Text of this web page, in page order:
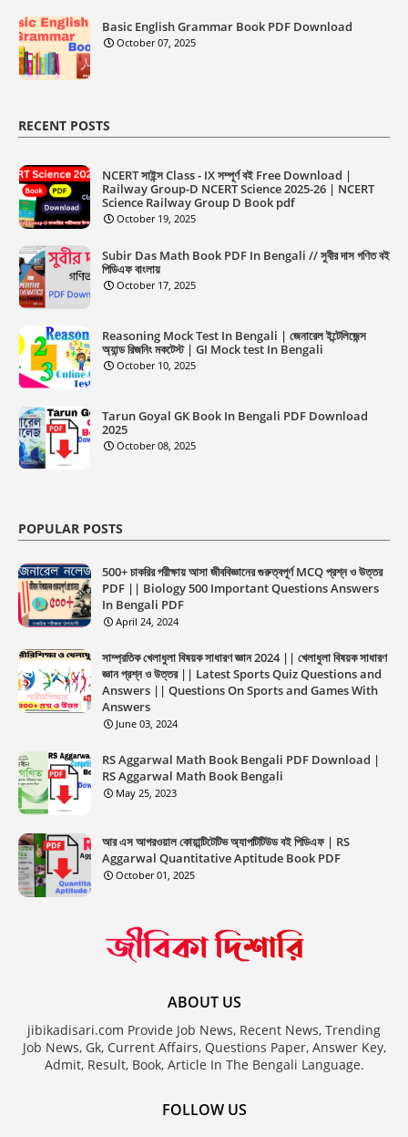
Basic English Grammar Book PDF Download
October 07, 2025
RECENT POSTS
NCERT সাইন্স Class - IX সম্পূর্ণ বই Free Download |
Railway Group-D NCERT Science 2025-26 | NCERT
Science Railway Group D Book pdf
October 19, 2025
Subir Das Math Book PDF In Bengali // সুবীর দাস গণিত বই
পিডিএফ বাংলায়
October 17, 2025
Reasoning Mock Test In Bengali | জেনারেল ইন্টেলিজেন্স
অ্যান্ড রিজনিং মকটেস্ট | GI Mock test In Bengali
October 10, 2025
Tarun Goyal GK Book In Bengali PDF Download
2025
October 08, 2025
POPULAR POSTS
500+ চাকরির পরীক্ষায় আসা জীববিজ্ঞানের গুরুত্বপূর্ণ MCQ প্রশ্ন ও উত্তর
PDF || Biology 500 Important Questions Answers
In Bengali PDF
April 24, 2024
সাম্প্রতিক খেলাধুলা বিষয়ক সাধারণ জ্ঞান 2024 || খেলাধুলা বিষয়ক সাধারণ
জ্ঞান প্রশ্ন ও উত্তর || Latest Sports Quiz Questions and
Answers || Questions On Sports and Games With
Answers
June 03, 2024
RS Aggarwal Math Book Bengali PDF Download |
RS Aggarwal Math Book Bengali
May 25, 2023
আর এস আগরওয়াল কোয়ান্টিটেটিভ অ্যাপটিটিউড বই পিডিএফ | RS
Aggarwal Quantitative Aptitude Book PDF
October 01, 2025
ABOUT US
jibikadisari.com Provide Job News, Recent News, Trending
Job News, Gk, Current Affairs, Questions Paper, Answer Key,
Admit, Result, Book, Article In The Bengali Language.
FOLLOW US